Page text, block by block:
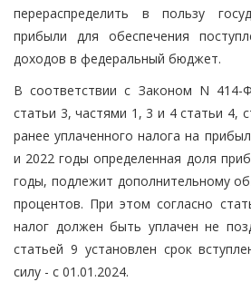
перераспределить в пользу
прибыли для обеспечения
доходов в федеральный бюджет.
В соответствии с Законом N
статьи 3, частями 1, 3 и 4 статьи 4,
ранее уплаченного налога на
и 2022 годы определенная доля
годы, подлежит дополнительному
процентов. При этом согласно
налог должен быть уплачен не
статьей 9 установлен срок
силу - с 01.01.2024.